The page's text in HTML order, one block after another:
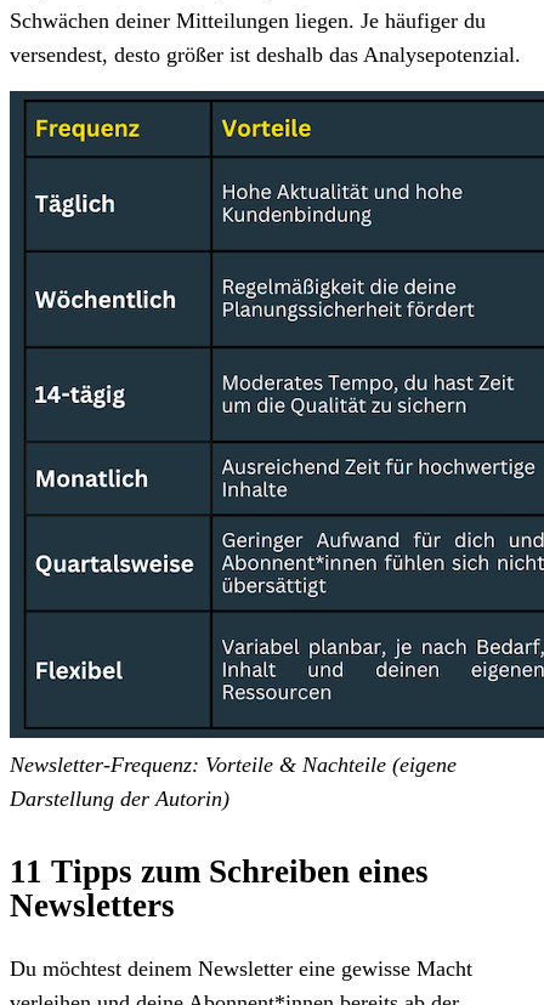
Schwächen deiner Mitteilungen liegen. Je häufiger du
versendest, desto größer ist deshalb das Analysepotenzial.
Newsletter-Frequenz: Vorteile & Nachteile (eigene
Darstellung der Autorin)
11 Tipps zum Schreiben eines
Newsletters
Du möchtest deinem Newsletter eine gewisse Macht